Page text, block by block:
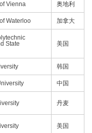
Vienna 奥地利
Waterloo 加拿大
State
美国
韩国
中国
丹麦
美国